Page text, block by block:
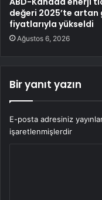
değeri 2025’te artan
fiyatlarıyla yükseldi
Ağustos 6, 2026
Bir yanıt yazın
E-posta adresiniz
işaretlenmişlerdir